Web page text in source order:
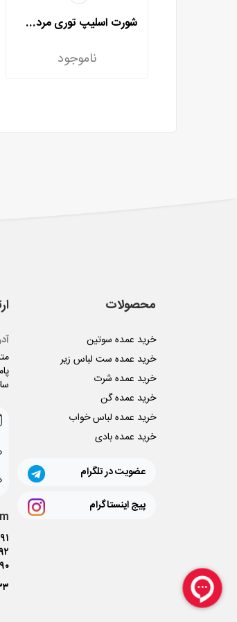
شورت اسلیپ توری مردی مدل 2002
ناموجود
محصولات
خرید عمده سوتین
خرید عمده ست لباس زیر
خرید عمده شرت
خرید عمده گن
خرید عمده لباس خواب
خرید عمده بادی
عضویت در تلگرام
پیج اینستاگرام